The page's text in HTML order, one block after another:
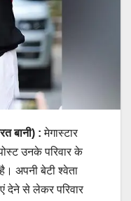
बानी) : मेगास्टार
उनके परिवार के
अपनी बेटी श्वेता
देने से लेकर परिवार